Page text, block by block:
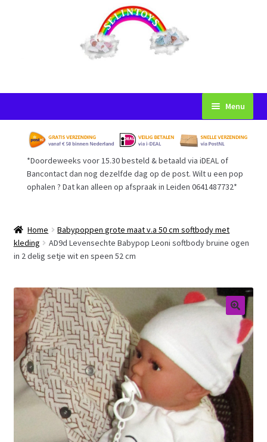
naar
navigatie
inhoud
Menu
Startpagina
Voorwaarden
Afrekenen
Gastenboek
Retouren
Over ons
*Doordeweeks voor 15.30 besteld & betaald via iDEAL of
Bancontact dan nog dezelfde dag op de post. Wilt u een pop
ophalen ? Dat kan alleen op afspraak in Leiden 0641487732*
Home
Babypoppen grote maat v.a 50 cm softbody met
kleding
AD9d Levensechte Babypop Leoni softbody bruine ogen
in 2 delig setje wit en speen 52 cm